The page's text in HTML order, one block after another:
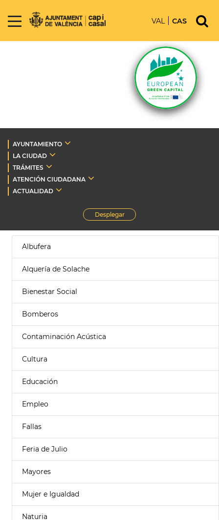
VAL CAS
AYUNTAMIENTO
LA CIUDAD
TRÁMITES
ATENCIÓN CIUDADANA
ACTUALIDAD
Desplegar
Albufera
Alquería de Solache
Bienestar Social
Bomberos
Contaminación Acústica
Cultura
Educación
Empleo
Fallas
Feria de Julio
Mayores
Mujer e Igualdad
Naturia